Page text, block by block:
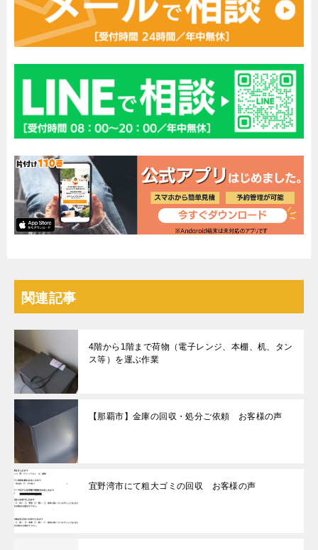
関連記事
4階から1階まで荷物（電子レンジ、本棚、机、タン
ス等）を運ぶ作業
【那覇市】金庫の回収・処分ご依頼 お客様の声
宜野湾市にて粗大ゴミの回収 お客様の声